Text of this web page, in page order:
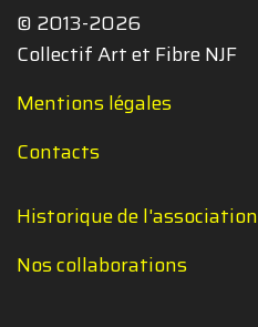
© 2013-2026
Collectif Art et Fibre NJF
Mentions légales
Contacts
Historique de l'association
Nos collaborations